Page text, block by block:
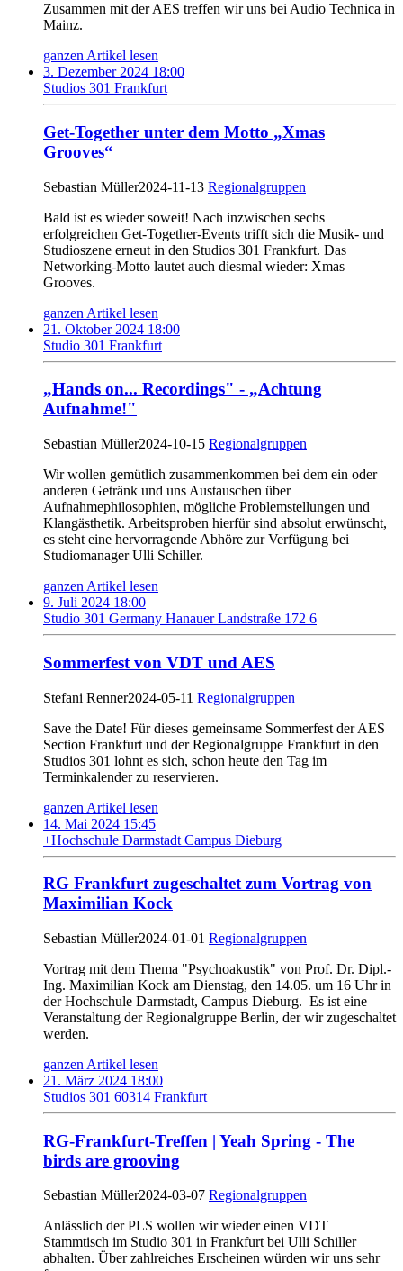
Zusammen mit der AES treffen wir uns bei Audio Technica in
Mainz.
ganzen Artikel lesen
3. Dezember 2024 18:00
Studios 301 Frankfurt
Get-Together unter dem Motto „Xmas
Grooves“
Sebastian Müller2024-11-13 Regionalgruppen
Bald ist es wieder soweit! Nach inzwischen sechs
erfolgreichen Get-Together-Events trifft sich die Musik- und
Studioszene erneut in den Studios 301 Frankfurt. Das
Networking-Motto lautet auch diesmal wieder: Xmas
Grooves.
ganzen Artikel lesen
21. Oktober 2024 18:00
Studio 301 Frankfurt
„Hands on... Recordings" - „Achtung
Aufnahme!"
Sebastian Müller2024-10-15 Regionalgruppen
Wir wollen gemütlich zusammenkommen bei dem ein oder
anderen Getränk und uns Austauschen über
Aufnahmephilosophien, mögliche Problemstellungen und
Klangästhetik. Arbeitsproben hierfür sind absolut erwünscht,
es steht eine hervorragende Abhöre zur Verfügung bei
Studiomanager Ulli Schiller.
ganzen Artikel lesen
9. Juli 2024 18:00
Studio 301 Germany Hanauer Landstraße 172 6
Sommerfest von VDT und AES
Stefani Renner2024-05-11 Regionalgruppen
Save the Date! Für dieses gemeinsame Sommerfest der AES
Section Frankfurt und der Regionalgruppe Frankfurt in den
Studios 301 lohnt es sich, schon heute den Tag im
Terminkalender zu reservieren.
ganzen Artikel lesen
14. Mai 2024 15:45
+Hochschule Darmstadt Campus Dieburg
RG Frankfurt zugeschaltet zum Vortrag von
Maximilian Kock
Sebastian Müller2024-01-01 Regionalgruppen
Vortrag mit dem Thema "Psychoakustik" von Prof. Dr. Dipl.-
Ing. Maximilian Kock am Dienstag, den 14.05. um 16 Uhr in
der Hochschule Darmstadt, Campus Dieburg. Es ist eine
Veranstaltung der Regionalgruppe Berlin, der wir zugeschaltet
werden.
ganzen Artikel lesen
21. März 2024 18:00
Studios 301 60314 Frankfurt
RG-Frankfurt-Treffen | Yeah Spring - The
birds are grooving
Sebastian Müller2024-03-07 Regionalgruppen
Anlässlich der PLS wollen wir wieder einen VDT
Stammtisch im Studio 301 in Frankfurt bei Ulli Schiller
abhalten. Über zahlreiches Erscheinen würden wir uns sehr